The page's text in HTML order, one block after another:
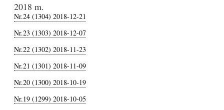
2018 m.
Nr.24 (1304) 2018-12-21
Nr.23 (1303) 2018-12-07
Nr.22 (1302) 2018-11-23
Nr.21 (1301) 2018-11-09
Nr.20 (1300) 2018-10-19
Nr.19 (1299) 2018-10-05